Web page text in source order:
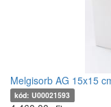
Melgisorb AG 15x15
kód: U00021593